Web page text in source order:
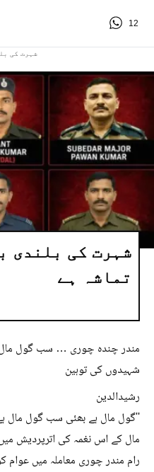
12
شہرت کی
شہرت کی بلندی
تماشہ ہے
مندر چندہ چوری … سب گول
شہیدوں کی توہین
رشیدالدین
''گول مال ہے بھئی سب گول
مال کے اس نغمہ کی اترپردیش
رام مندر چوری معاملہ میں